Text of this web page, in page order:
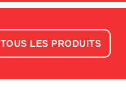
TOUS LES PRODUITS